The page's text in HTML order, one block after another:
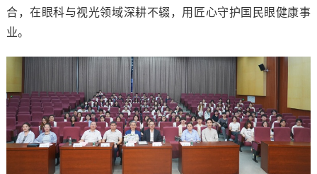
合，在眼科与视光领域深耕不辍，用匠心守护国民眼健康事
业。